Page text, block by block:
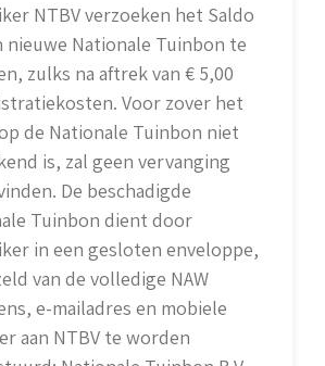
NTBV verzoeken het Saldo
nieuwe Nationale Tuinbon te
zulks na aftrek van € 5,00
Voor zover het
de Nationale Tuinbon niet
is, zal geen vervanging
De beschadigde
Tuinbon dient door
in een gesloten enveloppe,
van de volledige NAW
e-mailadres en mobiele
aan NTBV te worden